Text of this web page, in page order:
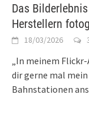
Das
Herstellern
18/03/2026
„In meinem
dir gerne mal
Bahnstationen